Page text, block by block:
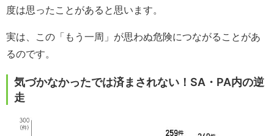
度は思ったことがあると思います。
実は、この「もう一周」が思わぬ危険につながることがあ
るのです。
気づかなかったでは済まされない！SA・PA内の逆
走